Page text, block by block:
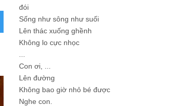
đói
Sống như sông như suối
Lên thác xuống ghềnh
Không lo cực nhọc
Con ơi, ...
Lên đường
Không bao giờ nhỏ bé được
Nghe con.